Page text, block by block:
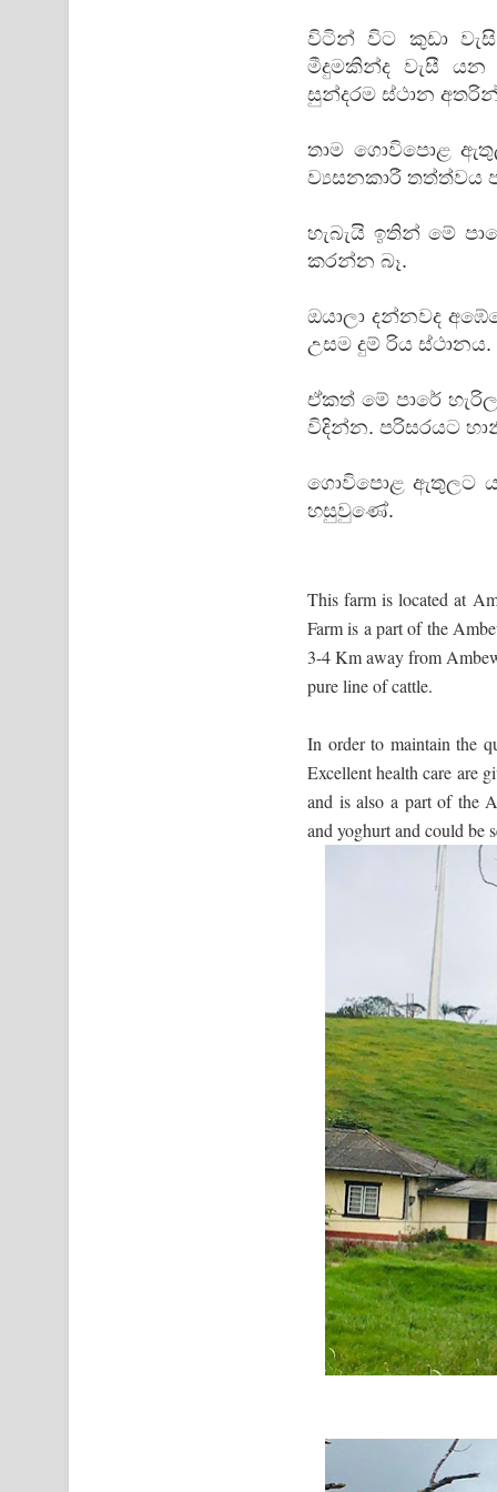
විටින් විට කුඩා
මීදුමකින්ද වැසී
සුන්දරම ස්ථාන
තාම ගොවිපොළ
ව්‍යසනකාරී තත්ත්වය
හැබැයි ඉතින් මේ
කරන්න බෑ.
ඔයාලා දන්නවද
උසම දුම්‍ රිය ස්ථානය.
ඒකත් මේ පාරේ
විදින්න. පරිසරයට
ගොවිපොළ ඇතුලට
හසුවුණේ.
This farm is located at
Farm is a part of the
3-4 Km away from
pure line of cattle.
In order to maintain the
Excellent health care are
and is also a part of the
and yoghurt and could be